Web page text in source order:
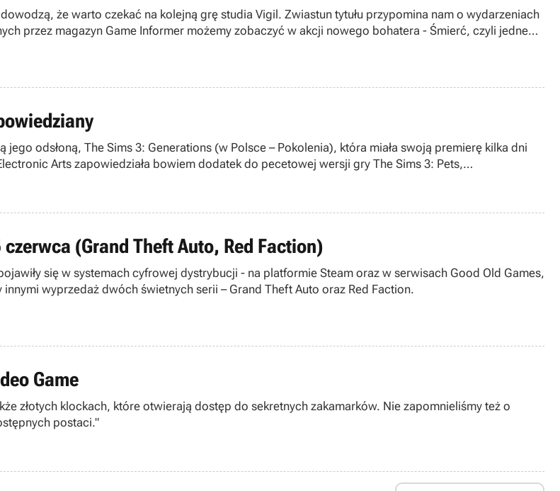
że warto czekać na kolejną grę studia Vigil. Zwiastun tytułu przypomina nam o wydarzeniach
Informer możemy zobaczyć w akcji nowego bohatera - Śmierć, czyli jednego
odsłoną, The Sims 3: Generations (w Polsce – Pokolenia), która miała swoją premierę kilka dni
Arts zapowiedziała bowiem dodatek do pecetowej wersji gry The Sims 3: Pets,
(Grand Theft Auto, Red Faction)
się w systemach cyfrowej dystrybucji - na platformie Steam oraz w serwisach Good Old Games,
wyprzedaż dwóch świetnych serii – Grand Theft Auto oraz Red Faction.
Game
złotych klockach, które otwierają dostęp do sekretnych zakamarków. Nie zapomnieliśmy też o
postaci."